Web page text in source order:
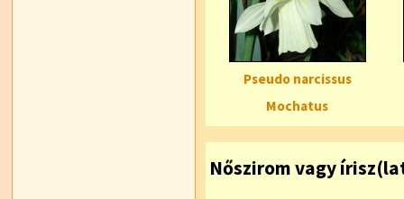
Pseudo narcissus
Mochatus
Nőszirom vagy